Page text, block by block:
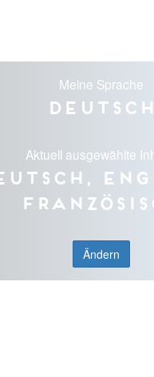
Meine Sprache
Deutsch
Aktuell ausgewählte
Ändern